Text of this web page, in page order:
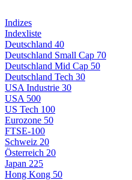
Indizes
Indexliste
Deutschland 40
Deutschland Small Cap 70
Deutschland Mid Cap 50
Deutschland Tech 30
USA Industrie 30
USA 500
US Tech 100
Eurozone 50
FTSE-100
Schweiz 20
Österreich 20
Japan 225
Hong Kong 50